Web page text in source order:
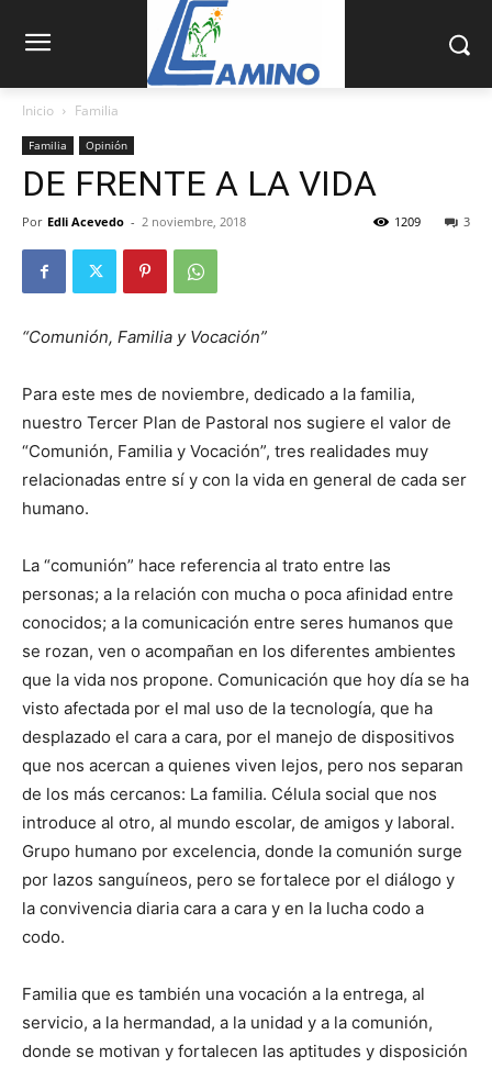
Inicio Familia
Familia Opinión
DE FRENTE A LA VIDA
Por Edli Acevedo - 2 noviembre, 2018 3
1209
“Comunión, Familia y Vocación”
Para este mes de noviembre, dedicado a la familia,
nuestro Tercer Plan de Pastoral nos sugiere el valor de
“Comunión, Familia y Vocación”, tres realidades muy
relacionadas entre sí y con la vida en general de cada ser
humano.
La “comunión” hace referencia al trato entre las
personas; a la relación con mucha o poca afinidad entre
conocidos; a la comunicación entre seres humanos que
se rozan, ven o acompañan en los diferentes ambientes
que la vida nos propone. Comunicación que hoy día se ha
visto afectada por el mal uso de la tecnología, que ha
desplazado el cara a cara, por el manejo de dispositivos
que nos acercan a quienes viven lejos, pero nos separan
de los más cercanos: La familia. Célula social que nos
introduce al otro, al mundo escolar, de amigos y laboral.
Grupo humano por excelencia, donde la comunión surge
por lazos sanguíneos, pero se fortalece por el diálogo y
la convivencia diaria cara a cara y en la lucha codo a
codo.
Familia que es también una vocación a la entrega, al
servicio, a la hermandad, a la unidad y a la comunión,
donde se motivan y fortalecen las aptitudes y disposición